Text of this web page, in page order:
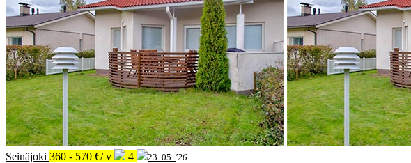
Seinäjoki 360 - 570 €/ v 4 23. 05. '26